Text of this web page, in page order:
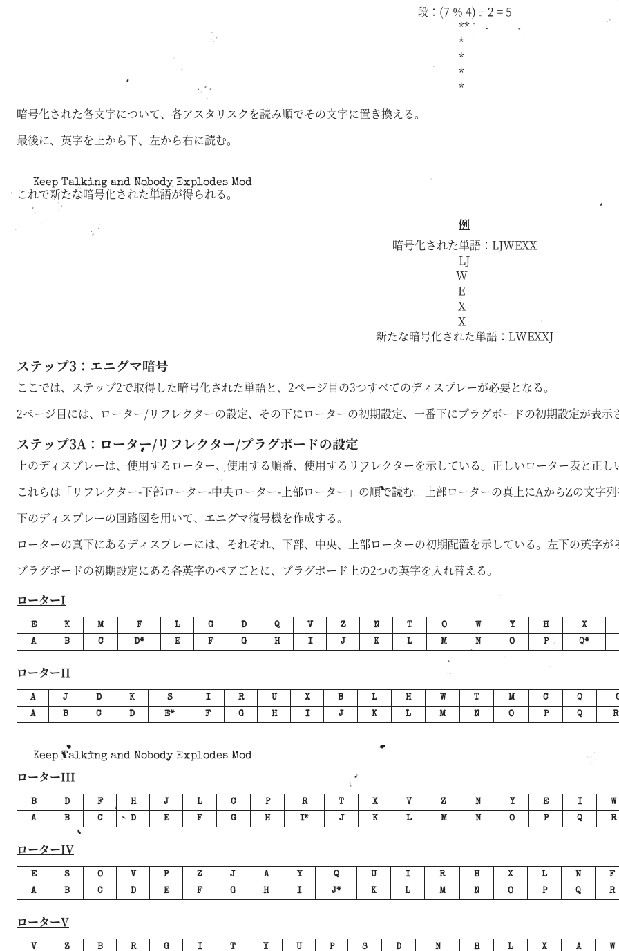
段：(7 % 4) + 2 = 5
**
*
*
*
*
暗号化された各文字について、各アスタリスクを読み順でその文字に置き換える。
最後に、英字を上から下、左から右に読む。
Keep Talking and Nobody Explodes Mod
これで新たな暗号化された単語が得られる。
例
暗号化された単語：LJWEXX
LJ
W
E
X
X
新たな暗号化された単語：LWEXXJ
ステップ3：エニグマ暗号
ここでは、ステップ2で取得した暗号化された単語と、2ページ目の3つすべてのディスプレーが必要となる。
2ページ目には、ローター/リフレクターの設定、その下にローターの初期設定、一番下にプラグボードの初期設定が表示
ステップ3A：ローター/リフレクター/プラグボードの設定
上のディスプレーは、使用するローター、使用する順番、使用するリフレクターを示している。正しいローター表と正
これらは「リフレクター-下部ローター-中央ローター-上部ローター」の順で読む。上部ローターの真上にAからZの文字
下のディスプレーの回路図を用いて、エニグマ復号機を作成する。
ローターの真下にあるディスプレーには、それぞれ、下部、中央、上部ローターの初期配置を示している。左下の英字
プラグボードの初期設定にある各英字のペアごとに、プラグボード上の2つの英字を入れ替える。
ローターI
E K M F L G D Q V Z N T O W Y H
X
A
B C D* E F G H I J K L M N O P Q*
ローターII
A J D K S I R U X B L H W T M C Q
A
B C D E* F G H I J K L M N O P Q
Keep Talking and Nobody Explodes Mod
ローターIII
B D F H J L C P R T X V Z N Y E I
W
A
B C D E F G H I* J K L M N O P Q R
ローターIV
E S O V P Z J A Y Q U I R H X L N
F
A
B C D E F G H I J* K L M N O P Q R
ローターV
V Z B R G I T Y U P S D N H L X A W